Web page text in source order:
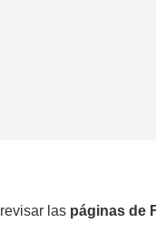
las páginas de